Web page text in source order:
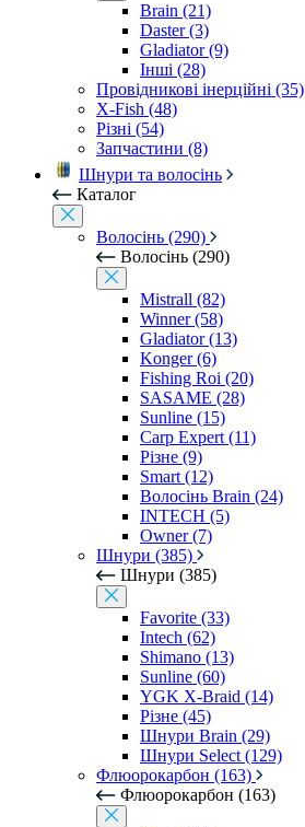
Brain (21)
Daster (3)
Gladiator (9)
Інші (28)
Провідникові інерційні (35)
X-Fish (48)
Різні (54)
Запчастини (8)
Шнури та волосінь
Каталог
Волосінь (290)
Волосінь (290)
Mistrall (82)
Winner (58)
Gladiator (13)
Konger (6)
Fishing Roi (20)
SASAME (28)
Sunline (15)
Carp Expert (11)
Різне (9)
Smart (12)
Волосінь Brain (24)
INTECH (5)
Owner (7)
Шнури (385)
Шнури (385)
Favorite (33)
Intech (62)
Shimano (13)
Sunline (60)
YGK X-Braid (14)
Різне (45)
Шнури Brain (29)
Шнури Select (129)
Флюорокарбон (163)
Флюорокарбон (163)